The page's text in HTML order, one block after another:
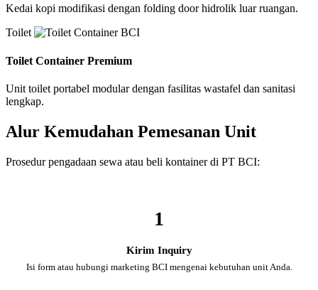
Kedai kopi modifikasi dengan folding door hidrolik luar ruangan.
Toilet
Toilet Container Premium
Unit toilet portabel modular dengan fasilitas wastafel dan sanitasi
lengkap.
Alur Kemudahan Pemesanan Unit
Prosedur pengadaan sewa atau beli kontainer di PT BCI:
1
Kirim Inquiry
Isi form atau hubungi marketing BCI mengenai kebutuhan unit Anda.